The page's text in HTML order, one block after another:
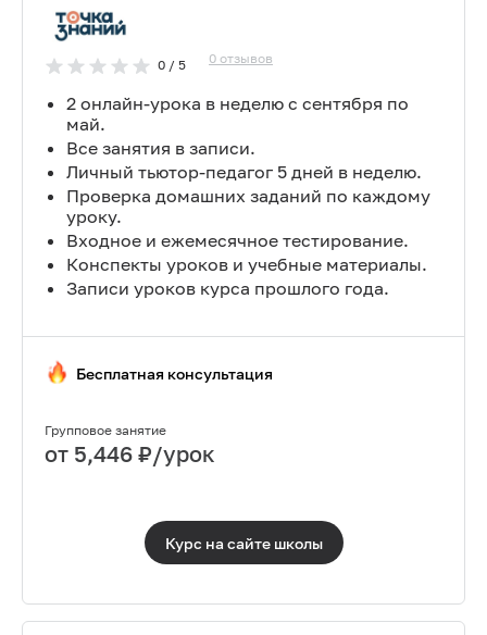
0/ 5 0 отзывов
2 онлайн-урока в неделю с сентября по
май.
Все занятия в записи.
Личный тьютор-педагог 5 дней в неделю.
Проверка домашних заданий по каждому
уроку.
Входное и ежемесячное тестирование.
Конспекты уроков и учебные материалы.
Записи уроков курса прошлого года.
Бесплатная консультация
Групповое занятие
от 5,446 ₽/урок
Курс на сайте школы